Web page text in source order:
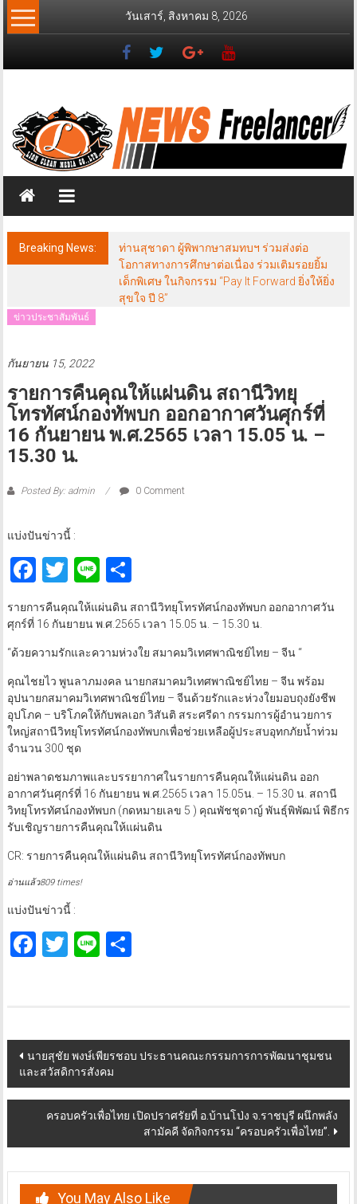
Skip
to
วันเสาร์, สิงหาคม 8, 2026
News
Freelancer
วส์
ฟรี
แลน
เซอร์
Breaking News:
ท่านสุชาดา ผู้พิพากษาสมทบฯ ร่วมส่งต่อ
โอกาสทางการศึกษาต่อเนื่อง ร่วมเติมรอยยิ้ม
เด็กพิเศษ ในกิจกรรม “Pay It Forward ยิ่งให้ยิ่ง
สุขใจ ปี 8”
ข่าวประชาสัมพันธ์
กันยายน 15, 2022
รายการคืนคุณให้แผ่นดิน สถานีวิทยุ
โทรทัศน์กองทัพบก ออกอากาศวันศุกร์ที่
16 กันยายน พ.ศ.2565 เวลา 15.05 น. –
15.30 น.
Posted By: admin 0 Comment
แบ่งปันข่าวนี้ :
Facebook
Twitter
LineShare
รายการคืนคุณให้แผ่นดิน สถานีวิทยุโทรทัศน์กองทัพบก ออกอากาศวัน
ศุกร์ที่ 16 กันยายน พ.ศ.2565 เวลา 15.05 น. – 15.30 น.
“ด้วยความรักและความห่วงใย สมาคมวิเทศพาณิชย์ไทย – จีน “
คุณไชยไว พูนลาภมงคล นายกสมาคมวิเทศพาณิชย์ไทย – จีน พร้อม
อุปนายกสมาคมวิเทศพาณิชย์ไทย – จีนด้วยรักและห่วงใยมอบถุงยังชีพ
อุปโภค – บริโภคให้กับพลเอก วิสันติ สระศรีดา กรรมการผู้อำนวยการ
ใหญ่สถานีวิทยุโทรทัศน์กองทัพบกเพื่อช่วยเหลือผู้ประสบอุทกภัยน้ำท่วม
จำนวน 300 ชุด
อย่าพลาดชมภาพและบรรยากาศในรายการคืนคุณให้แผ่นดิน ออก
อากาศวันศุกร์ที่ 16 กันยายน พ.ศ.2565 เวลา 15.05น. – 15.30 น. สถานี
วิทยุโทรทัศน์กองทัพบก (กดหมายเลข 5 ) คุณพัชชุดาญ์ พันธุ์พิพัฒน์ พิธีกร
รับเชิญรายการคืนคุณให้แผ่นดิน
CR: รายการคืนคุณให้แผ่นดิน สถานีวิทยุโทรทัศน์กองทัพบก
อ่านแล้ว809 times!
แบ่งปันข่าวนี้ :
Facebook
Twitter
LineShare
Post
navigation
นายสุชัย พงษ์เพียรชอบ ประธานคณะกรรมการการพัฒนาชุมชน
และสวัสดิการสังคม
ครอบครัวเพื่อไทย เปิดปราศรัยที่ อ.บ้านโป่ง จ.ราชบุรี ผนึกพลัง
สามัคคี จัดกิจกรรม “ครอบครัวเพื่อไทย”.
You May Also Like